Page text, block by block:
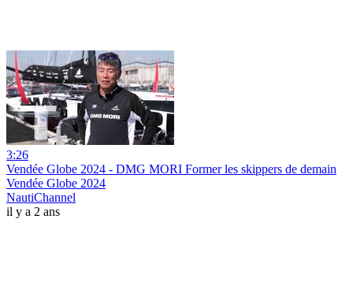
3:26
Vendée Globe 2024 - DMG MORI Former les skippers de demain
Vendée Globe 2024
NautiChannel
il y a 2 ans